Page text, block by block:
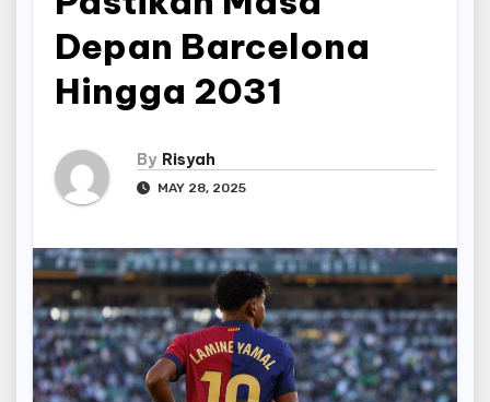
Depan Barcelona
Hingga 2031
By Risyah
MAY 28, 2025